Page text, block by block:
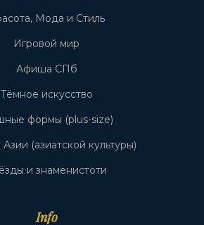
Мода и Стиль
Игровой мир
Афиша СПб
Тёмное искусство
формы (plus-size)
(азиатской культуры)
и знаменистоти
Info